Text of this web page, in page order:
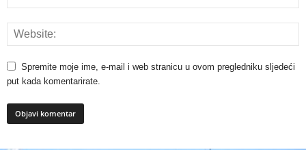
Spremite moje ime, e-mail i web stranicu u ovom pregledniku sljedeći
put kada komentarirate.